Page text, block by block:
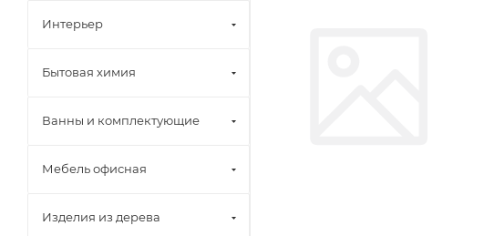
Интерьер
Бытовая химия
Ванны и комплектующие
Мебель офисная
Изделия из дерева